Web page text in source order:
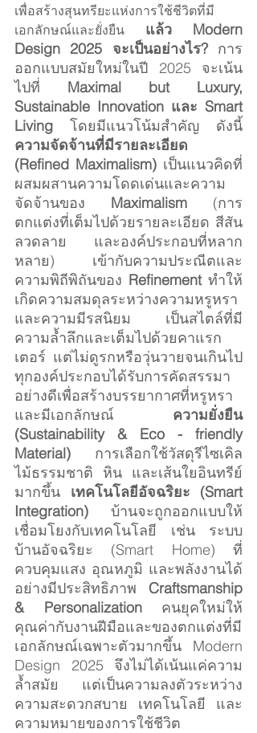
เพื่อสร้างสุนทรียะแห่งการใช้ชีวิตที่มี
เอกลักษณ์และยั่งยืน แล้ว Modern
Design 2025 จะเป็นอย่างไร? การ
ออกแบบสมัยใหม่ในปี 2025 จะเน้น
ไปที่ Maximal but Luxury,
Sustainable Innovation และ Smart
Living
ความจัดจ้านที่มีรายละเอียด
(Refined Maximalism) เป็นแนวคิดที่
ผสมผสานความโดดเด่นและความ
จัดจ้านของ Maximalism (การ
ตกแต่งที่เต็มไปด้วยรายละเอียด สีสัน
ลวดลาย และองค์ประกอบที่หลาก
หลาย) เข้ากับความประณีตและ
ความพิถีพิถันของ Refinement ทำให้
เกิดความสมดุลระหว่างความหรูหรา
และความมีรสนิยม เป็นสไตล์ที่มี
ความล้ำลึกและเต็มไปด้วยคาแรก
เตอร์ แต่ไม่ดูรกหรือวุ่นวายจนเกินไป
ทุกองค์ประกอบได้รับการคัดสรรมา
อย่างดีเพื่อสร้างบรรยากาศที่หรูหรา
และมีเอกลักษณ์ ความยั่งยืน
(Sustainability & Eco - friendly
Material) การเลือกใช้วัสดุรีไซเคิล
ไม้ธรรมชาติ หิน และเส้นใยอินทรีย์
มากขึ้น เทคโนโลยีอัจฉริยะ (Smart
Integration) บ้านจะถูกออกแบบให้
เชื่อมโยงกับเทคโนโลยี เช่น ระบบ
บ้านอัจฉริยะ (Smart Home) ที่
ควบคุมแสง อุณหภูมิ และพลังงานได้
อย่างมีประสิทธิภาพ Craftsmanship
& Personalization คนยุคใหม่ให้
คุณค่ากับงานฝีมือและของตกแต่งที่มี
เอกลักษณ์เฉพาะตัวมากขึ้น Modern
Design 2025 จึงไม่ได้เน้นแค่ความ
ล้ำสมัย แต่เป็นความลงตัวระหว่าง
ความสะดวกสบาย เทคโนโลยี และ
ความหมายของการใช้ชีวิต